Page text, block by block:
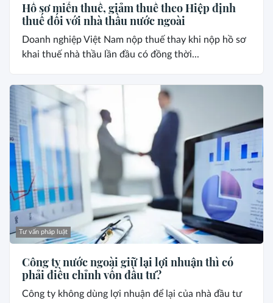
Hồ sơ miễn thuế, giảm thuế theo Hiệp định
thuế đối với nhà thầu nước ngoài
Doanh nghiệp Việt Nam nộp thuế thay khi nộp hồ sơ
khai thuế nhà thầu lần đầu có đồng thời...
Tư vấn pháp luật
Công ty nước ngoài giữ lại lợi nhuận thì có
phải điều chỉnh vốn đầu tư?
Công ty không dùng lợi nhuận để lại của nhà đầu tư